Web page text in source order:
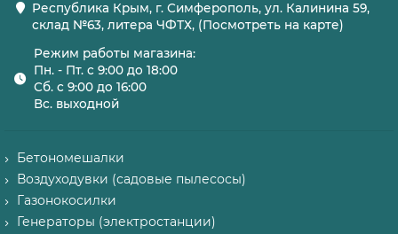
Республика Крым, г. Симферополь, ул. Калинина 59,
склад №63, литера ЧФТХ, (Посмотреть на карте)
Режим работы магазина:
Пн. - Пт. с 9:00 до 18:00
Сб. с 9:00 до 16:00
Вс. выходной
Бетономешалки
Воздуходувки (садовые пылесосы)
Газонокосилки
Генераторы (электростанции)